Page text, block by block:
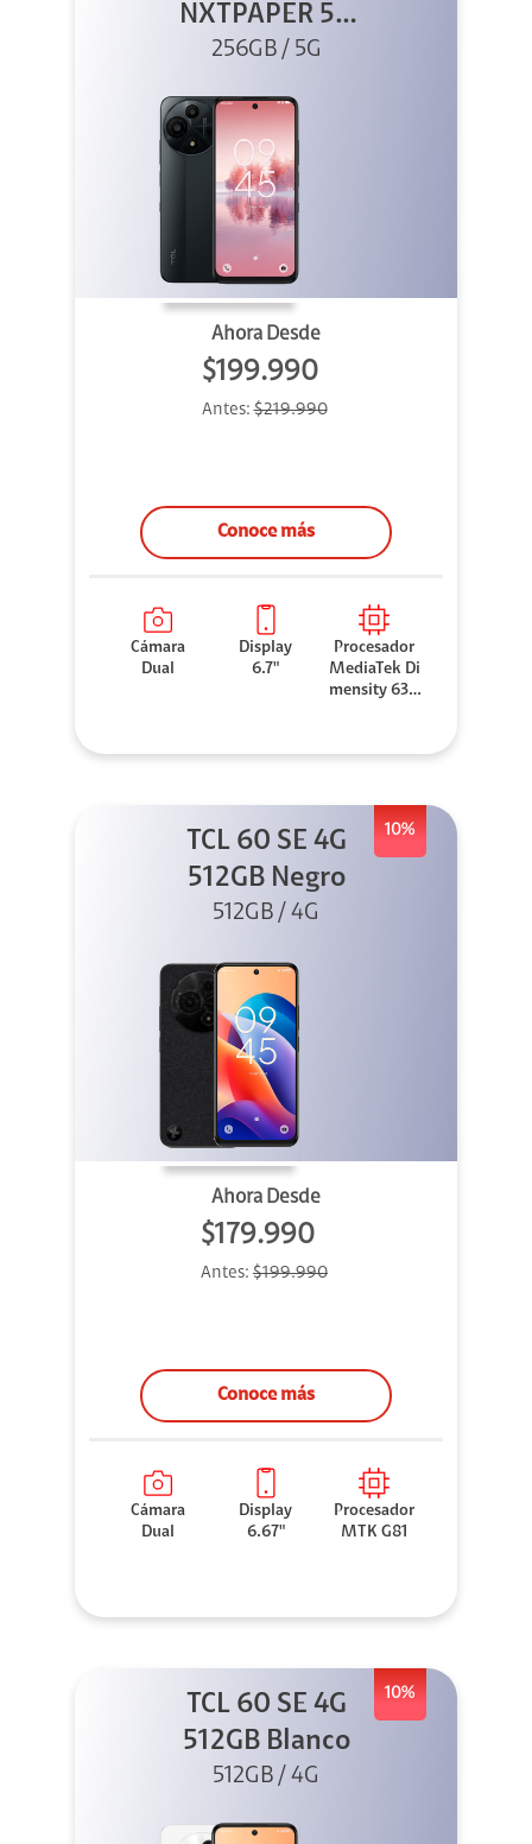
NXTPAPER 5G
256GB Gris
256GB / 5G
Ahora Desde
$199.990
Antes:$219.990
Conoce más
Cámara
Dual
Display
6.7"
Procesador
MediaTek Di
mensity 630
10%
TCL 60 SE 4G
512GB Negro
512GB / 4G
Ahora Desde
$179.990
Antes: $199.990
Conoce más
Cámara
Dual
Display
6.67"
Procesador
MTK G81
10%
TCL 60 SE 4G
512GB Blanco
512GB / 4G